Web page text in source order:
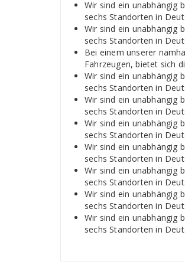
Wir sind ein unabhängig
sechs Standorten in
Wir sind ein unabhängig
sechs Standorten in
Bei einem unserer
Fahrzeugen, bietet sich
Wir sind ein unabhängig
sechs Standorten in
Wir sind ein unabhängig
sechs Standorten in
Wir sind ein unabhängig
sechs Standorten in
Wir sind ein unabhängig
sechs Standorten in
Wir sind ein unabhängig
sechs Standorten in
Wir sind ein unabhängig
sechs Standorten in
Wir sind ein unabhängig
sechs Standorten in